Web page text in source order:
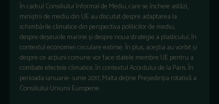
În cadrul Consiliului Informal de Mediu, care se încheie astăzi,
miniștrii de mediu din UE au discutat despre adaptarea la
schimbările climatice din perspectiva politicilor de mediu,
despre deșeurile marine și despre noua strategie a plasticului, în
contextul economiei circulare extinse. În plus, aceștia au vorbit și
despre ce acțiuni comune vor face statele membre UE pentru a
combate efectele climatice, în contextul Acordului de la Paris. În
perioada ianuarie- iunie 2017, Malta deține Președinția rotativă a
Consiliului Uniunii Europene.